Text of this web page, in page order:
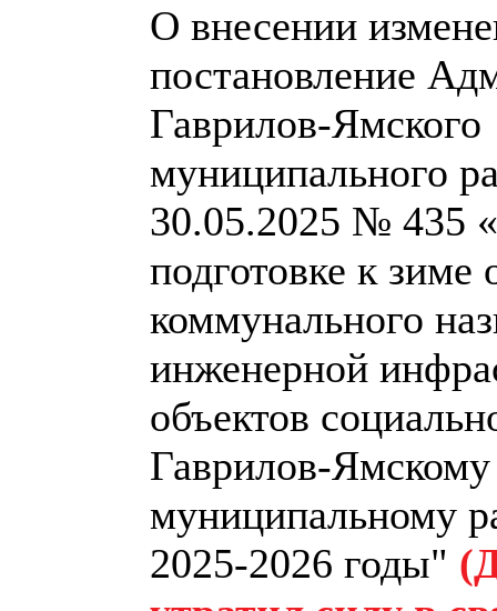
О внесении
постановление
Гаврилов-Ямского
муниципального
30.05.2025 № 435
подготовке к зиме
коммунального
инженерной
объектов
Гаврилов-Ямскому
муниципальному
2025-2026 годы"